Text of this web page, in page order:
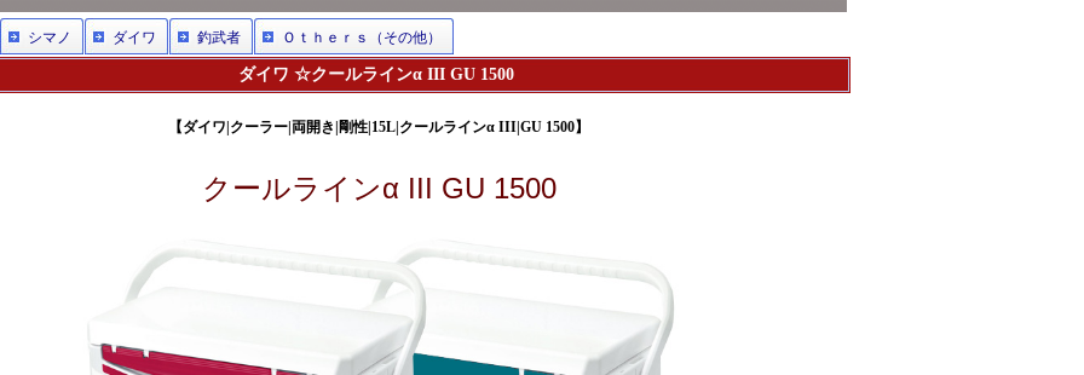
シマノ ダイワ 釣武者 Ｏｔｈｅｒｓ（その他）
ダイワ ☆クールラインα III GU 1500
【ダイワ|クーラー|両開き|剛性|15L|クールラインα III|GU 1500】
クールラインα III GU 1500